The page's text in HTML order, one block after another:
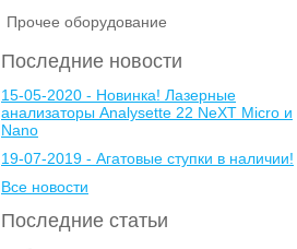
Прочее оборудование
Последние новости
15-05-2020 - Новинка! Лазерные
анализаторы Analysette 22 NeXT Micro и
Nano
19-07-2019 - Агатовые ступки в наличии!
Все новости
Последние статьи